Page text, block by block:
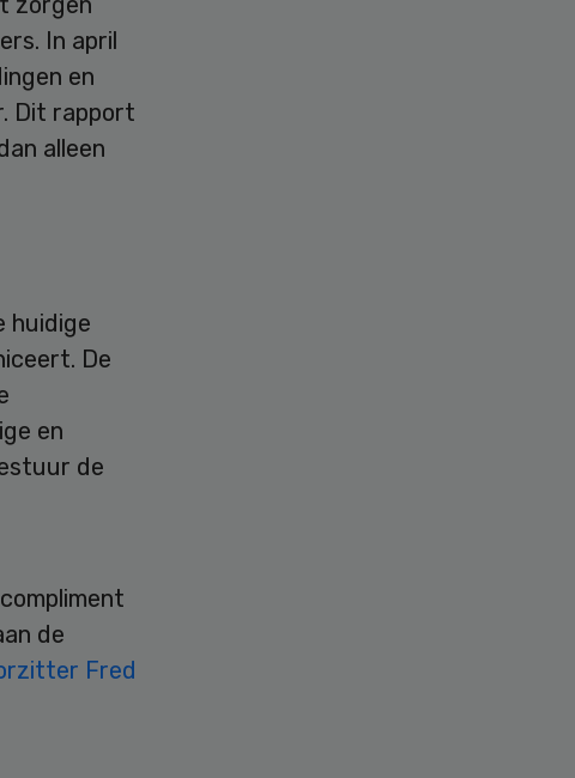
In april
en
Dit rapport
alleen
huidige
De
en
de
de
Fred